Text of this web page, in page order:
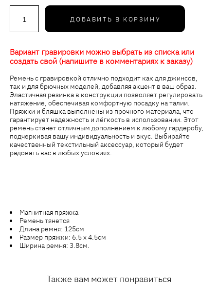
ДОБАВИТЬ В КОРЗИНУ
Вариант гравировки можно выбрать из списка или
создать свой (напишите в комментариях к заказу)
Ремень с гравировкой отлично подходит как для джинсов,
так и для брючных моделей, добавляя акцент в ваш образ.
Эластичная резинка в конструкции позволяет регулировать
натяжение, обеспечивая комфортную посадку на талии.
Пряжки и бляшка выполнены из прочного материала, что
гарантирует надежность и лёгкость в использовании. Этот
ремень станет отличным дополнением к любому гардеробу,
подчеркивая вашу индивидуальность и вкус. Выбирайте
качественный текстильный аксессуар, который будет
радовать вас в любых условиях.
Магнитная пряжка
Ремень тянется
Длина ремня: 125см
Размер пряжки: 6.5 х 4.5см
Ширина ремня: 3.8см.
Также вам может понравиться